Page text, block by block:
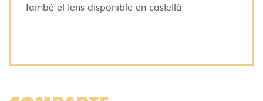
També el tens disponible en castellà